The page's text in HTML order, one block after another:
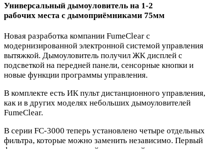
Универсальный дымоуловитель на 1-2
рабочих места с дымоприёмниками 75мм
Новая разработка компании FumeClear с
модернизированной электронной системой управления
вытяжкой. Дымоуловитель получил ЖК дисплей с
подсветкой на передней панели, сенсорные кнопки и
новые функции программы управления.
В комплекте есть ИК пульт дистанционного управления,
как и в других моделях небольших дымоуловителей
FumeClear.
В серии FC-3000 теперь установлено четыре отдельных
фильтра, которые можно заменить независимо. Первый